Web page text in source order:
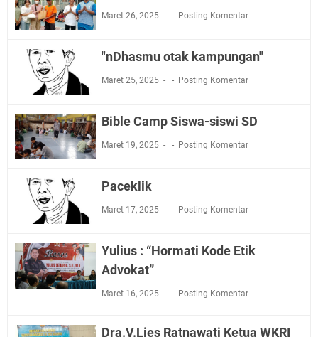
Maret 26, 2025 Posting Komentar
"nDhasmu otak kampungan"
Maret 25, 2025 Posting Komentar
Bible Camp Siswa-siswi SD
Maret 19, 2025 Posting Komentar
Paceklik
Maret 17, 2025 Posting Komentar
Yulius : “Hormati Kode Etik
Advokat”
Maret 16, 2025 Posting Komentar
Dra.V.Lies Ratnawati Ketua WKRI